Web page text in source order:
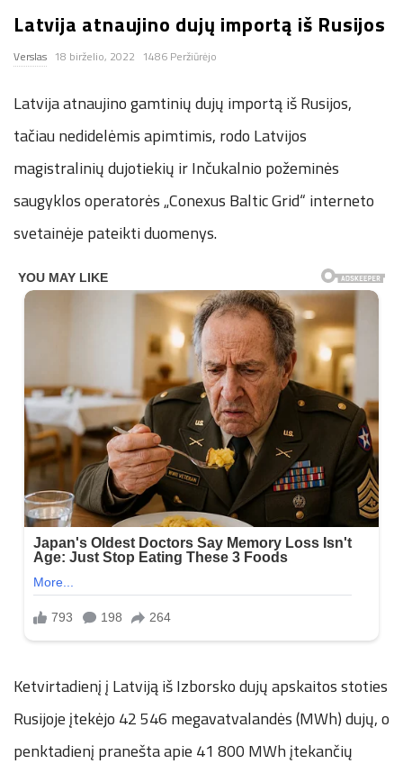
n
.
n
e
t
Latvija atnaujino dujų importą iš Rusijos
Verslas 18 birželio, 2022 1486 Peržiūrėjo
Latvija atnaujino gamtinių dujų importą iš Rusijos,
tačiau nedidelėmis apimtimis, rodo Latvijos
magistralinių dujotiekių ir Inčukalnio požeminės
saugyklos operatorės „Conexus Baltic Grid“ interneto
svetainėje pateikti duomenys.
Ketvirtadienį į Latviją iš Izborsko dujų apskaitos stoties
Rusijoje įtekėjo 42 546 megavatvalandės (MWh) dujų, o
penktadienį pranešta apie 41 800 MWh įtekančių